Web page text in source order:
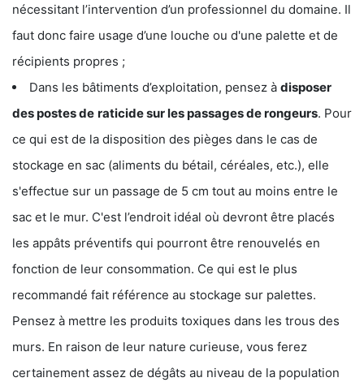
nécessitant l’intervention d’un professionnel du domaine. Il
faut donc faire usage d’une louche ou d'une palette et de
récipients propres ;
Dans les bâtiments d’exploitation, pensez à disposer
des postes de raticide sur les passages de rongeurs. Pour
ce qui est de la disposition des pièges dans le cas de
stockage en sac (aliments du bétail, céréales, etc.), elle
s'effectue sur un passage de 5 cm tout au moins entre le
sac et le mur. C'est l’endroit idéal où devront être placés
les appâts préventifs qui pourront être renouvelés en
fonction de leur consommation. Ce qui est le plus
recommandé fait référence au stockage sur palettes.
Pensez à mettre les produits toxiques dans les trous des
murs. En raison de leur nature curieuse, vous ferez
certainement assez de dégâts au niveau de la population